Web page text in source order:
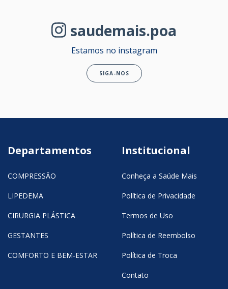
saudemais.poa
Estamos no instagram
SIGA-NOS
Departamentos
COMPRESSÃO
LIPEDEMA
CIRURGIA PLÁSTICA
GESTANTES
COMFORTO E BEM-ESTAR
Institucional
Conheça a Saúde Mais
Política de Privacidade
Termos de Uso
Política de Reembolso
Política de Troca
Contato